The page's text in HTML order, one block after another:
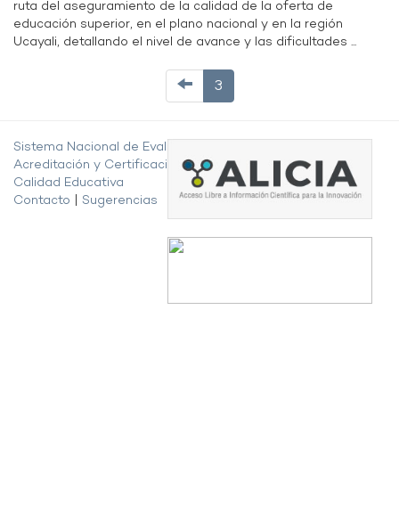
ruta del aseguramiento de la calidad de la oferta de
educación superior, en el plano nacional y en la región
Ucayali, detallando el nivel de avance y las dificultades ...
3
Sistema Nacional de Evaluación,
Acreditación y Certificación de la
Calidad Educativa
Contacto
Sugerencias